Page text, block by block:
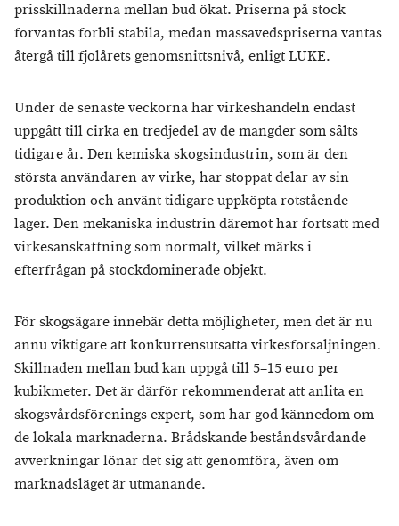
prisskillnaderna mellan bud ökat. Priserna på stock
förväntas förbli stabila, medan massavedspriserna väntas
återgå till fjolårets genomsnittsnivå, enligt LUKE.
Under de senaste veckorna har virkeshandeln endast
uppgått till cirka en tredjedel av de mängder som sålts
tidigare år. Den kemiska skogsindustrin, som är den
största användaren av virke, har stoppat delar av sin
produktion och använt tidigare uppköpta rotstående
lager. Den mekaniska industrin däremot har fortsatt med
virkesanskaffning som normalt, vilket märks i
efterfrågan på stockdominerade objekt.
För skogsägare innebär detta möjligheter, men det är nu
ännu viktigare att konkurrensutsätta virkesförsäljningen.
Skillnaden mellan bud kan uppgå till 5–15 euro per
kubikmeter. Det är därför rekommenderat att anlita en
skogsvårdsförenings expert, som har god kännedom om
de lokala marknaderna. Brådskande beståndsvårdande
avverkningar lönar det sig att genomföra, även om
marknadsläget är utmanande.